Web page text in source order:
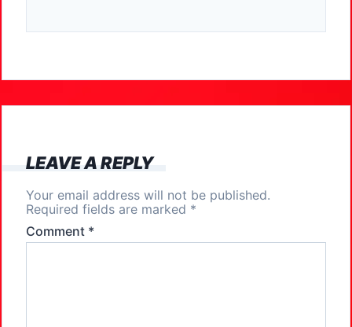
c
b
o
k
st
d
o
ai ar
LEAVE A REPLY
Your email address will not be published.
Required fields are marked *
Comment *